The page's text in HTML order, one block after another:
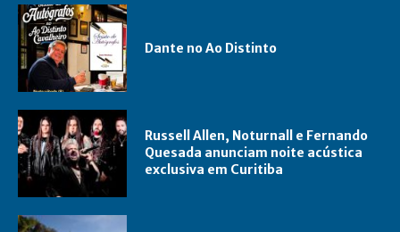
Dante no Ao Distinto
Russell Allen, Noturnall e Fernando
Quesada anunciam noite acústica
exclusiva em Curitiba